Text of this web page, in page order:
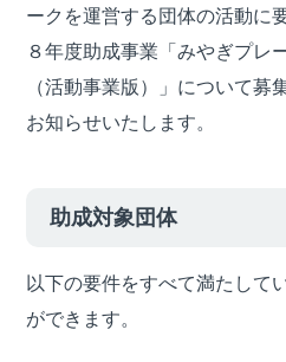
ークを運営する団体の活動に
８年度助成事業「みやぎプレ
（活動事業版）」について募
お知らせいたします。
助成対象団体
以下の要件をすべて満たして
ができます。